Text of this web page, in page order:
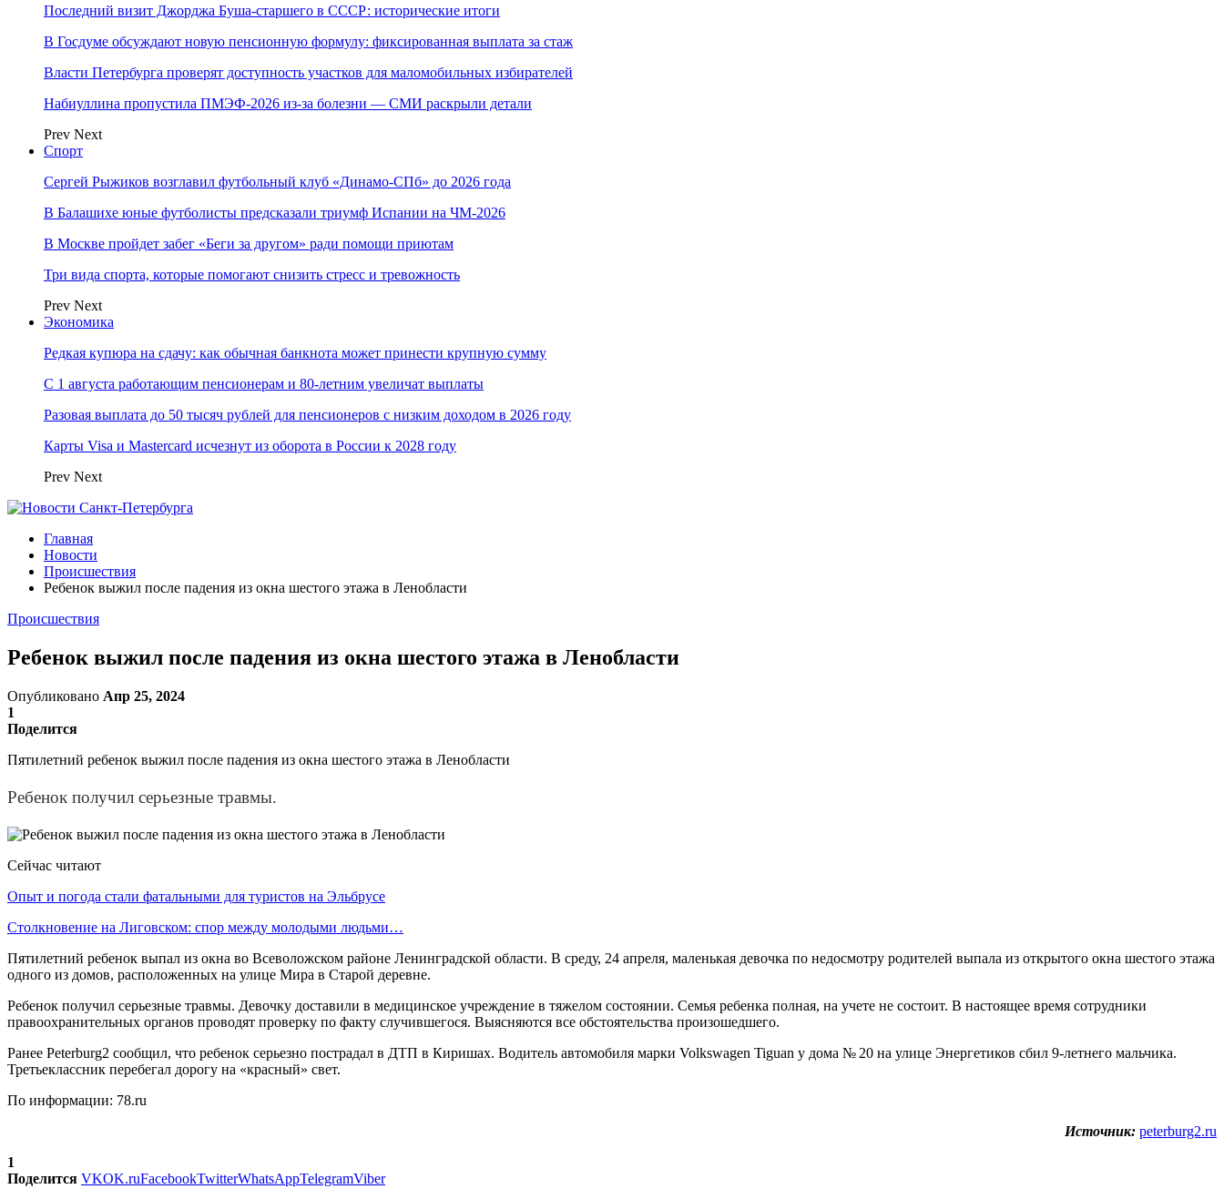
Последний визит Джорджа Буша-старшего в СССР: исторические итоги
В Госдуме обсуждают новую пенсионную формулу: фиксированная выплата за стаж
Власти Петербурга проверят доступность участков для маломобильных избирателей
Набиуллина пропустила ПМЭФ-2026 из-за болезни — СМИ раскрыли детали
Prev Next
Спорт
Сергей Рыжиков возглавил футбольный клуб «Динамо-СПб» до 2026 года
В Балашихе юные футболисты предсказали триумф Испании на ЧМ-2026
В Москве пройдет забег «Беги за другом» ради помощи приютам
Три вида спорта, которые помогают снизить стресс и тревожность
Prev Next
Экономика
Редкая купюра на сдачу: как обычная банкнота может принести крупную сумму
С 1 августа работающим пенсионерам и 80-летним увеличат выплаты
Разовая выплата до 50 тысяч рублей для пенсионеров с низким доходом в 2026 году
Карты Visa и Mastercard исчезнут из оборота в России к 2028 году
Prev Next
Главная
Новости
Происшествия
Ребенок выжил после падения из окна шестого этажа в Ленобласти
Происшествия
Ребенок выжил после падения из окна шестого этажа в Ленобласти
Опубликовано Апр 25, 2024
1
Поделится
Пятилетний ребенок выжил после падения из окна шестого этажа в Ленобласти
Ребенок получил серьезные травмы.
Сейчас читают
Опыт и погода стали фатальными для туристов на Эльбрусе
Столкновение на Лиговском: спор между молодыми людьми…
Пятилетний ребенок выпал из окна во Всеволожском районе Ленинградской области. В среду, 24 апреля, маленькая девочка по недосмотру родителей выпала из открытого окна шестого этажа
одного из домов, расположенных на улице Мира в Старой деревне.
Ребенок получил серьезные травмы. Девочку доставили в медицинское учреждение в тяжелом состоянии. Семья ребенка полная, на учете не состоит. В настоящее время сотрудники
правоохранительных органов проводят проверку по факту случившегося. Выясняются все обстоятельства произошедшего.
Ранее Peterburg2 сообщил, что ребенок серьезно пострадал в ДТП в Киришах. Водитель автомобиля марки Volkswagen Tiguan у дома № 20 на улице Энергетиков сбил 9-летнего мальчика.
Третьеклассник перебегал дорогу на «красный» свет.
По информации: 78.ru
Источник: peterburg2.ru
1
Поделится VKOK.ruFacebookTwitterWhatsAppTelegramViber